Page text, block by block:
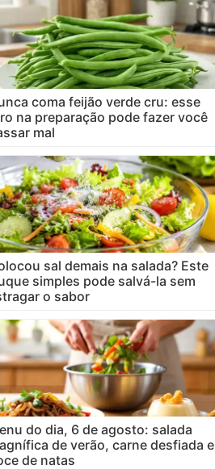
coma feijão verde cru: esse
na preparação pode fazer você
mal
sal demais na salada? Este
simples pode salvá-la sem
o sabor
do dia, 6 de agosto: salada
de verão, carne desfiada e
de natas